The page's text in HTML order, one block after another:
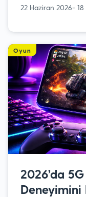
22 Haziran 2026- 18
Oyun
2026’da
Deneyimini